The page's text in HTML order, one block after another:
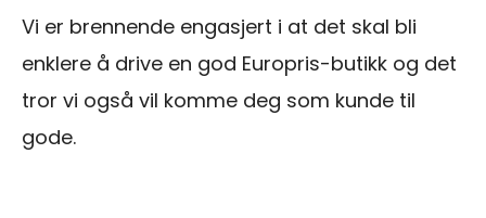
Vi er brennende engasjert i at det skal bli
enklere å drive en god Europris-butikk og det
tror vi også vil komme deg som kunde til
gode.